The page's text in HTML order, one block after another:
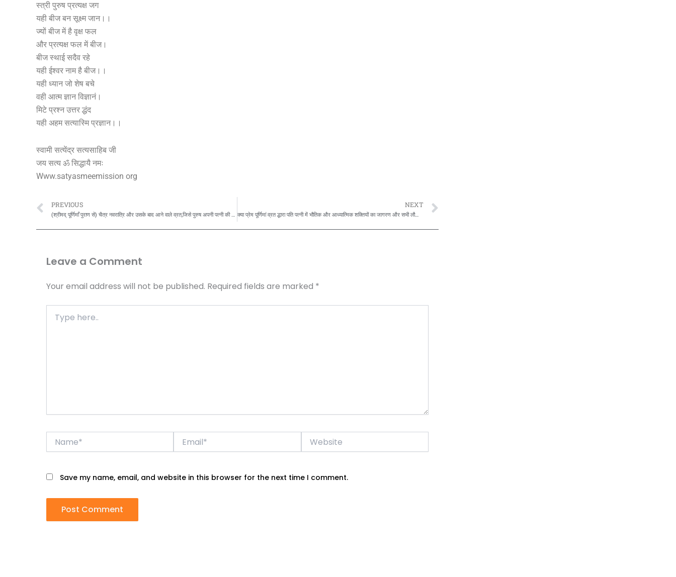
स्त्री पुरुष प्रत्यक्ष जग
यही बीज बन सूक्ष्म जान।।
ज्यों बीज में है वृक्ष फल
और प्रत्यक्ष फल में बीज।
बीज स्थाई सदैव रहे
यही ईश्वर नाम है बीज।।
यही ध्यान जो शेष बचे
वही आत्म ज्ञान विज्ञानं।
मिटे प्रश्न उत्तर द्धंद
यही अहम सत्यास्मि प्रज्ञान।।
स्वामी सत्येंद्र सत्यसाहिब जी
जय सत्य ॐ सिद्धायै नमः
Www.satyasmeemission org
Prev
PREVIOUS
(श्रीमद् पूर्णिमाँ पुराण से) चैत्र नवरात्रि और उसके बाद आने वाले व्रत,जिसे पुरुष अपनी पत्नी की सर्व भौमिक भौतिक और आध्यात्मिक उन्नति के लिए रखे जाने वाले,स्त्रियों के व्रत करवा चोथ की भांति मनाये जाने वाले प्रेम पूर्णिमां व्रत की चमत्कारी भक्ति में शक्ति की गृहस्थी भक्तों संग घटित हुयी सत्य कथाओं को क्रमशः श्रंखला से बता रहें हैं स्वामी सत्येंद्र सत्यसाहिब जी…. [भाग-1]
NEXT
क्या प्रेम पूर्णिमां व्रत द्धारा पति पत्नी में भौतिक और आध्यात्मिक शक्तियों का जागरण और सभी लौकिक अलौकिक मनोकामनाओं की पूर्ति के साथ अंत में आत्मसाक्षात्कार की प्राप्ति हो सकती है? इस पर महर्षि अत्रि मुनि और महासती अनसूया का उत्तर…[भाग-2]
Leave a Comment
Your email address will not be published. Required fields are marked *
here..
Website
Save my name, email, and website in this browser for the next time I comment.